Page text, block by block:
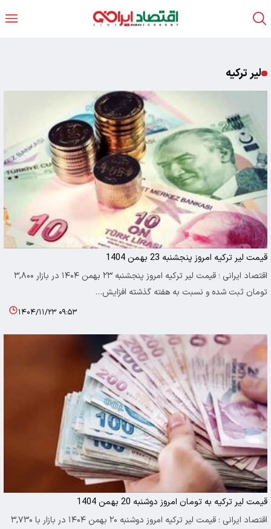
لیر ترکیه
قیمت لیر ترکیه امروز پنجشنبه 23 بهمن 1404
اقتصاد ایرانی ؛ قیمت لیر ترکیه امروز پنجشنبه ۲۳ بهمن ۱۴۰۴ در بازار ۳,۸۰۰
تومان ثبت شده و نسبت به هفته گذشته افزایش…
۱۴۰۴/۱۱/۲۳ ۰۹:۵۳
قیمت لیر ترکیه به تومان امروز دوشنبه 20 بهمن 1404
اقتصاد ایرانی : قیمت لیر ترکیه امروز دوشنبه ۲۰ بهمن ۱۴۰۴ در بازار با ۳,۷۳۰